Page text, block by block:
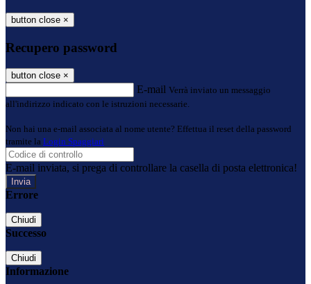
button close ×
Recupero password
button close ×
E-mail Verrà inviato un messaggio
all'indirizzo indicato con le istruzioni necessarie.
Non hai una e-mail associata al nome utente? Effettua il reset della password
tramite la Login Spaggiari
E-mail inviata, si prega di controllare la casella di posta elettronica!
Errore
Chiudi
Successo
Chiudi
Informazione